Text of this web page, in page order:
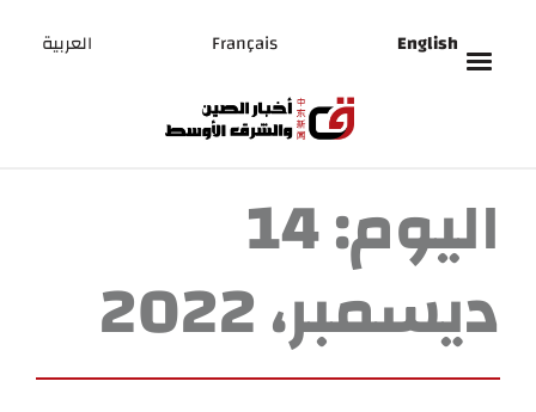
English
Français العربية
اليوم:14
ديسمبر، 2022